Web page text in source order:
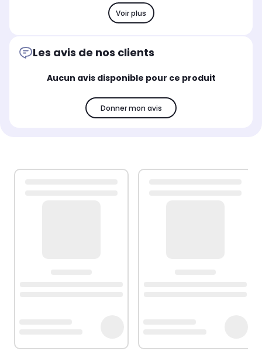
Voir plus
Les avis de nos clients
Aucun avis disponible pour ce produit
Donner mon avis